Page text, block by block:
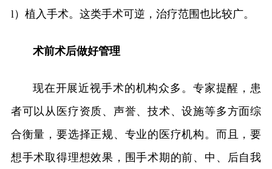
l）植入手术。这类手术可逆，治疗范围也比较广。
术前术后做好管理
现在开展近视手术的机构众多。专家提醒，患
者可以从医疗资质、声誉、技术、设施等多方面综
合衡量，要选择正规、专业的医疗机构。而且，要
想手术取得理想效果，围手术期的前、中、后自我